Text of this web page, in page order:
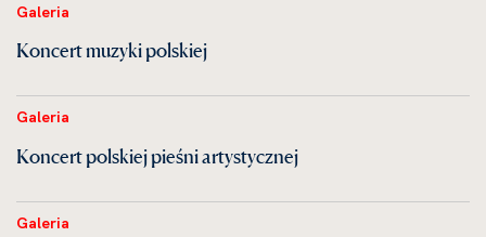
Galeria
Koncert muzyki polskiej
Galeria
Koncert polskiej pieśni artystycznej
Galeria